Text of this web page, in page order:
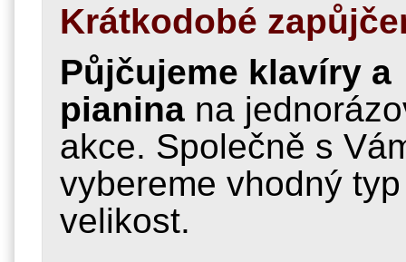
Krátkodobé
Půjčujeme klavíry a
pianina na
akce. Společně s
vybereme vhodný
velikost.